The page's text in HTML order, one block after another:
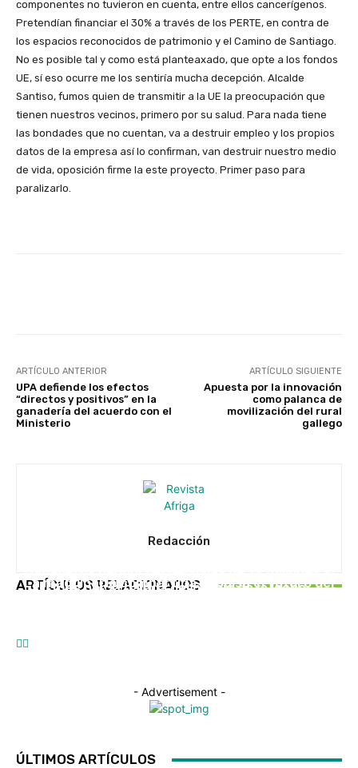
componentes no tuvieron en cuenta, entre ellos cancerígenos.
Pretendían financiar el 30% a través de los PERTE, en contra de
los espacios reconocidos de patrimonio y el Camino de Santiago.
No es posible tal y como está planteaxado, que opte a los fondos
UE, sí eso ocurre me los sentiría mucha decepción. Alcalde
Santiso, fumos quien de transmitir a la UE la preocupación que
tienen nuestros vecinos, primero por su salud. Para nada tiene
las bondades que no cuentan, va a destruir empleo y los propios
datos de la empresa así lo confirman, van destruir nuestro medio
de vida, oposición firme la este proyecto. Primer paso para
paralizarlo.
ARTÍCULO ANTERIOR
UPA defiende los efectos
“directos y positivos” en la
ganadería del acuerdo con el
Ministerio
ARTÍCULO SIGUIENTE
Apuesta por la innovación
como palanca de
movilización del rural
gallego
Redacción
ARTÍCULOS RELACIONADOS
mes por la bajada del precio de la leche
La maquinaria compartida impulsa el futuro del
Caixa Rural Galega impulsa Saberes do Monte
- Advertisement -
ÚLTIMOS ARTÍCULOS